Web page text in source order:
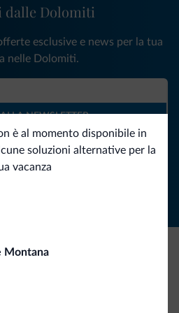
è al momento disponibile in
soluzioni alternative per la
vacanza
Montana
Dolomiti.it
dalle Dolomiti
esclusive e news per la tua
nelle Dolomiti.
NEWSLETTER
nuova collezione
Ecco la nuova collezione firmata